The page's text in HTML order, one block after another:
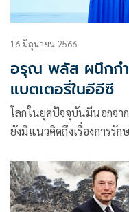
16 มิถุนายน 2566
อรุณ พลัส ผนึกกำ
แบตเตอรี่ในอีอีซี
โลกในยุคปัจจุบันมีนอกจา
ยังมีแนวคิดถึงเรื่องการรัก